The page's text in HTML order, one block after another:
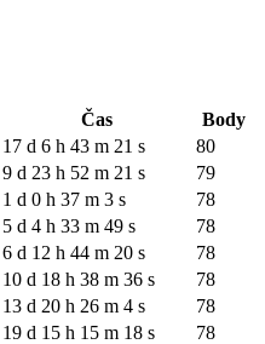
Čas
Body
17 d 6 h 43 m 21 s
80
9 d 23 h 52 m 21 s
79
1 d 0 h 37 m 3 s
78
5 d 4 h 33 m 49 s
78
6 d 12 h 44 m 20 s
78
10 d 18 h 38 m 36 s
78
13 d 20 h 26 m 4 s
78
19 d 15 h 15 m 18 s
78